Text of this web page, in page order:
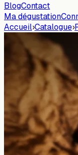
BlogContact
Ma dégustation
Accueil›Catalogue›